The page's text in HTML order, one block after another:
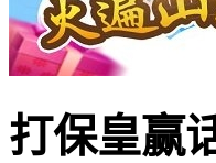
打保皇赢